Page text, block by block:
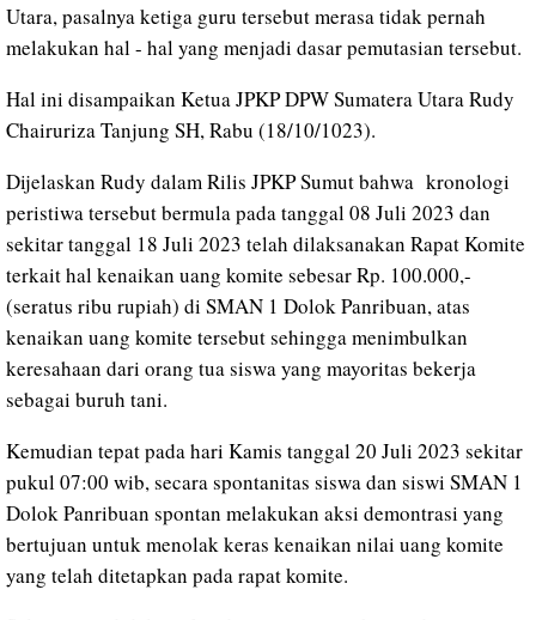
Utara, pasalnya ketiga guru tersebut merasa tidak pernah
melakukan hal - hal yang menjadi dasar pemutasian tersebut.
Hal ini disampaikan Ketua JPKP DPW Sumatera Utara Rudy
Chairuriza Tanjung SH, Rabu (18/10/1023).
Dijelaskan Rudy dalam Rilis JPKP Sumut bahwa kronologi
peristiwa tersebut bermula pada tanggal 08 Juli 2023 dan
sekitar tanggal 18 Juli 2023 telah dilaksanakan Rapat Komite
terkait hal kenaikan uang komite sebesar Rp. 100.000,-
(seratus ribu rupiah) di SMAN 1 Dolok Panribuan, atas
kenaikan uang komite tersebut sehingga menimbulkan
keresahaan dari orang tua siswa yang mayoritas bekerja
sebagai buruh tani.
Kemudian tepat pada hari Kamis tanggal 20 Juli 2023 sekitar
pukul 07:00 wib, secara spontanitas siswa dan siswi SMAN 1
Dolok Panribuan spontan melakukan aksi demontrasi yang
bertujuan untuk menolak keras kenaikan nilai uang komite
yang telah ditetapkan pada rapat komite.